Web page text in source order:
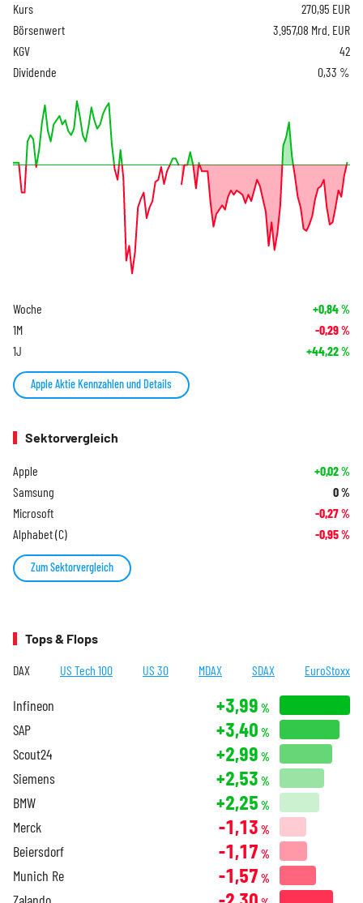
Kurs 270,95 EUR
Börsenwert
3.957,08 Mrd. EUR
KGV
42
Dividende
0,33 %
Woche +0,84%
1M -0,29%
1J +44,22%
Apple Aktie Kennzahlen und Details
Sektorvergleich
Apple +0,02%
Samsung 0%
Microsoft -0,27%
Alphabet (C) -0,95%
Zum Sektorvergleich
Tops & Flops
DAX US Tech 100 US 30 MDAX SDAX EuroStoxx
Infineon +3,99 %
SAP +3,40 %
Scout24 +2,99 %
Siemens +2,53 %
BMW +2,25 %
Merck -1,13 %
Beiersdorf -1,17 %
Munich Re -1,57 %